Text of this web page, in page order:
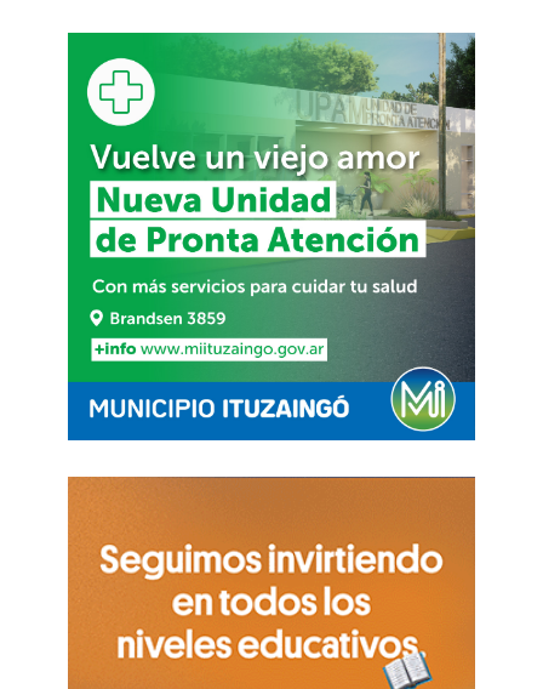
u$s800 millones y los u$s1.000 millones».
La medida de Carrefour llega en un momento
complicado para el rubro del consumo masivo,
que acumula más de 18 meses resentido.
La lista de candidatos a quedarse con el
supermercado de origen francés
Otro de los candidatos de la lista de
interesados,aunque aparece un escalón más
abajo en la tabla de preferencias, esAlfredo
Coto, dueño de la mega cadena que lleva su
Havanna y el grupo, cuyo dueño es Roberto
Cherñajovsky, se unieron para poner sobre la
mesa su oferta por Carrefour.